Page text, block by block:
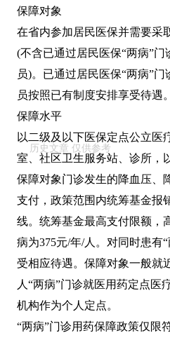
保障对象
在省内参加居民医保并需要采
(不含已通过居民医保“两病”门
员)。已通过居民医保“两病”
员按照已有制度安排享受待遇。
保障水平
以二级及以下医保定点公立医
室、社区卫生服务站、诊所，
保障对象门诊发生的降血压、
支付，政策范围内统筹基金报
线。统筹基金最高支付限额，
病为375元/年/人。对同时患有
受相应待遇。保障对象一般就
人“两病”门诊就医用药定点医
机构作为个人定点。
“两病”门诊用药保障政策仅限